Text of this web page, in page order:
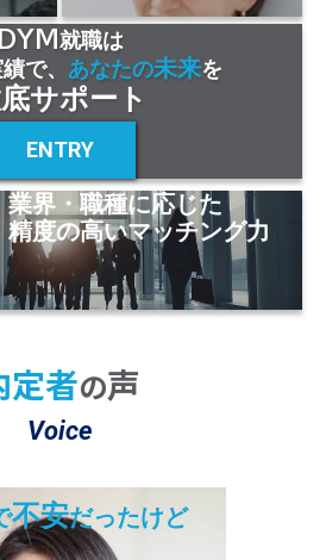
DYM 就職は
で、 あなたの未来を
サポート
ENTRY
業界・職種に応じた
精度の高いマッチング力
定者の声
Voice
不安だったけど